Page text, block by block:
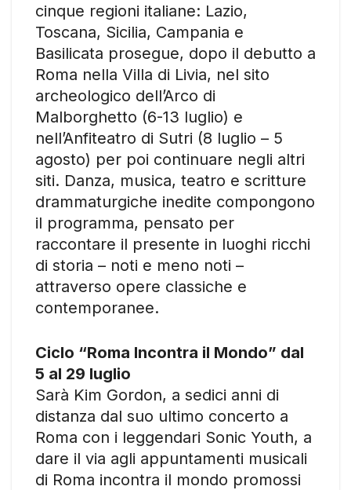
cinque regioni italiane: Lazio,
Toscana, Sicilia, Campania e
Basilicata prosegue, dopo il debutto a
Roma nella Villa di Livia, nel sito
archeologico dell’Arco di
Malborghetto (6-13 luglio) e
nell’Anfiteatro di Sutri (8 luglio – 5
agosto) per poi continuare negli altri
siti. Danza, musica, teatro e scritture
drammaturgiche inedite compongono
il programma, pensato per
raccontare il presente in luoghi ricchi
di storia – noti e meno noti –
attraverso opere classiche e
contemporanee.
Ciclo “Roma Incontra il Mondo” dal
5 al 29 luglio
Sarà Kim Gordon, a sedici anni di
distanza dal suo ultimo concerto a
Roma con i leggendari Sonic Youth, a
dare il via agli appuntamenti musicali
di Roma incontra il mondo promossi